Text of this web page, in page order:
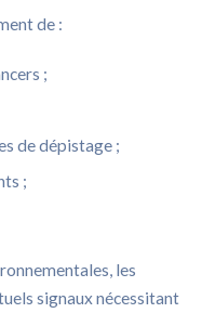
de :
;
de dépistage ;
;
les
signaux nécessitant